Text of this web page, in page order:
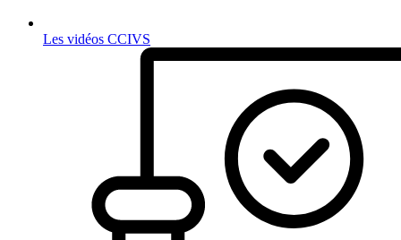
Les vidéos CCIVS